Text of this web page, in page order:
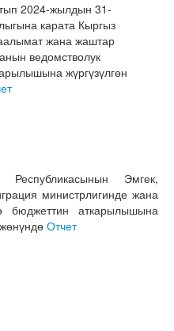
2024-жылдын 31-
карата Кыргыз
жана жаштар
ведомстволук
жүргүзүлгөн
Эмгек,
министрлигинде жана
бюджеттин аткарылышына
Отчет